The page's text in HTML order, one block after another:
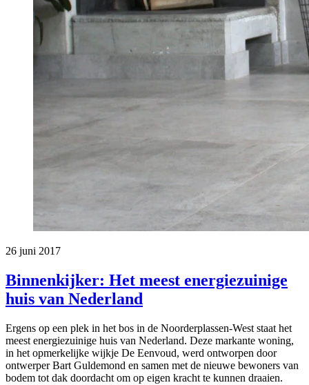
26 juni 2017
Binnenkijker: Het meest energiezuinige
huis van Nederland
Ergens op een plek in het bos in de Noorderplassen-West staat het
meest energiezuinige huis van Nederland. Deze markante woning,
in het opmerkelijke wijkje De Eenvoud, werd ontworpen door
ontwerper Bart Guldemond en samen met de nieuwe bewoners van
bodem tot dak doordacht om op eigen kracht te kunnen draaien.